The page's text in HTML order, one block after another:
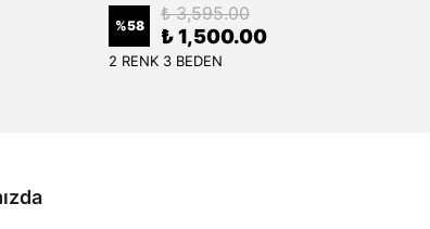
%58
₺ 3,595.00
₺ 1,500.00
2 RENK 3 BEDEN